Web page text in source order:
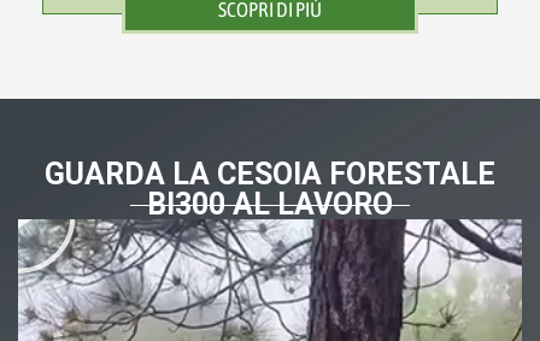
SCOPRI DI PIÙ
GUARDA LA CESOIA FORESTALE
BI300 AL LAVORO